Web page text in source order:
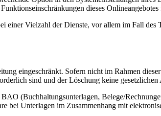
dieses Onlineangebotes
einer Vielzahl der Dienste, vor allem im Fall des
eingeschränkt. Sofern nicht im Rahmen
sind und der Löschung keine
(Buchhaltungsunterlagen, Belege/
bei Unterlagen im Zusammenhang mit